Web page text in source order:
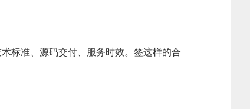
标准、源码交付、服务时效。签这样的合